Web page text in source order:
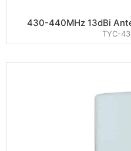
430-440MHz 13dBi
TYC-